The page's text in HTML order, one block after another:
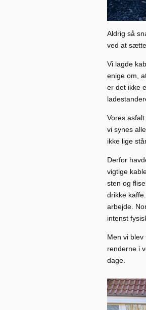
Aldrig så
ved at
Vi lagde
enige om,
er det ikke
Vores
vi synes
ikke lige
Derfor
vigtige
sten og
drikke
arbejde.
intenst
Men vi
renderne i
dage.